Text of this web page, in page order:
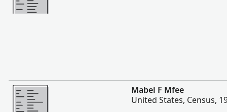
Más
Mabel F Mfee
United States, Census,